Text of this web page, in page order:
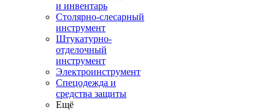
и инвентарь
Столярно-слесарный
инструмент
Штукатурно-
отделочный
инструмент
Электроинструмент
Спецодежда и
средства защиты
Ещё